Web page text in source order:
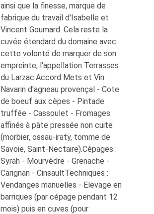
ainsi que la finesse, marque de
fabrique du travail d'Isabelle et
Vincent Goumard. Cela reste la
cuvée étendard du domaine avec
cette volonté de marquer de son
empreinte, l'appellation Terrasses
du Larzac.Accord Mets et Vin :
Navarin d'agneau provençal - Cote
de boeuf aux cèpes - Pintade
truffée - Cassoulet - Fromages
affinés à pâte pressée non cuite
(morbier, ossau-iraty, tomme de
Savoie, Saint-Nectaire).Cépages :
Syrah - Mourvèdre - Grenache -
Carignan - CinsaultTechniques :
Vendanges manuelles - Elevage en
barriques (par cépage pendant 12
mois) puis en cuves (pour